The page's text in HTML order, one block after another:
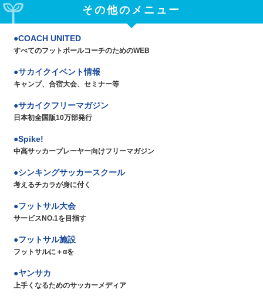
その他のメニュー
COACH UNITED
すべてのフットボールコーチのためのWEB
サカイクイベント情報
キャンプ、合宿大会、セミナー等
サカイクフリーマガジン
日本初全国版10万部発行
Spike!
中高サッカープレーヤー向けフリーマガジン
シンキングサッカースクール
考えるチカラが身に付く
フットサル大会
サービスNO.1を目指す
フットサル施設
フットサルに＋αを
ヤンサカ
上手くなるためのサッカーメディア